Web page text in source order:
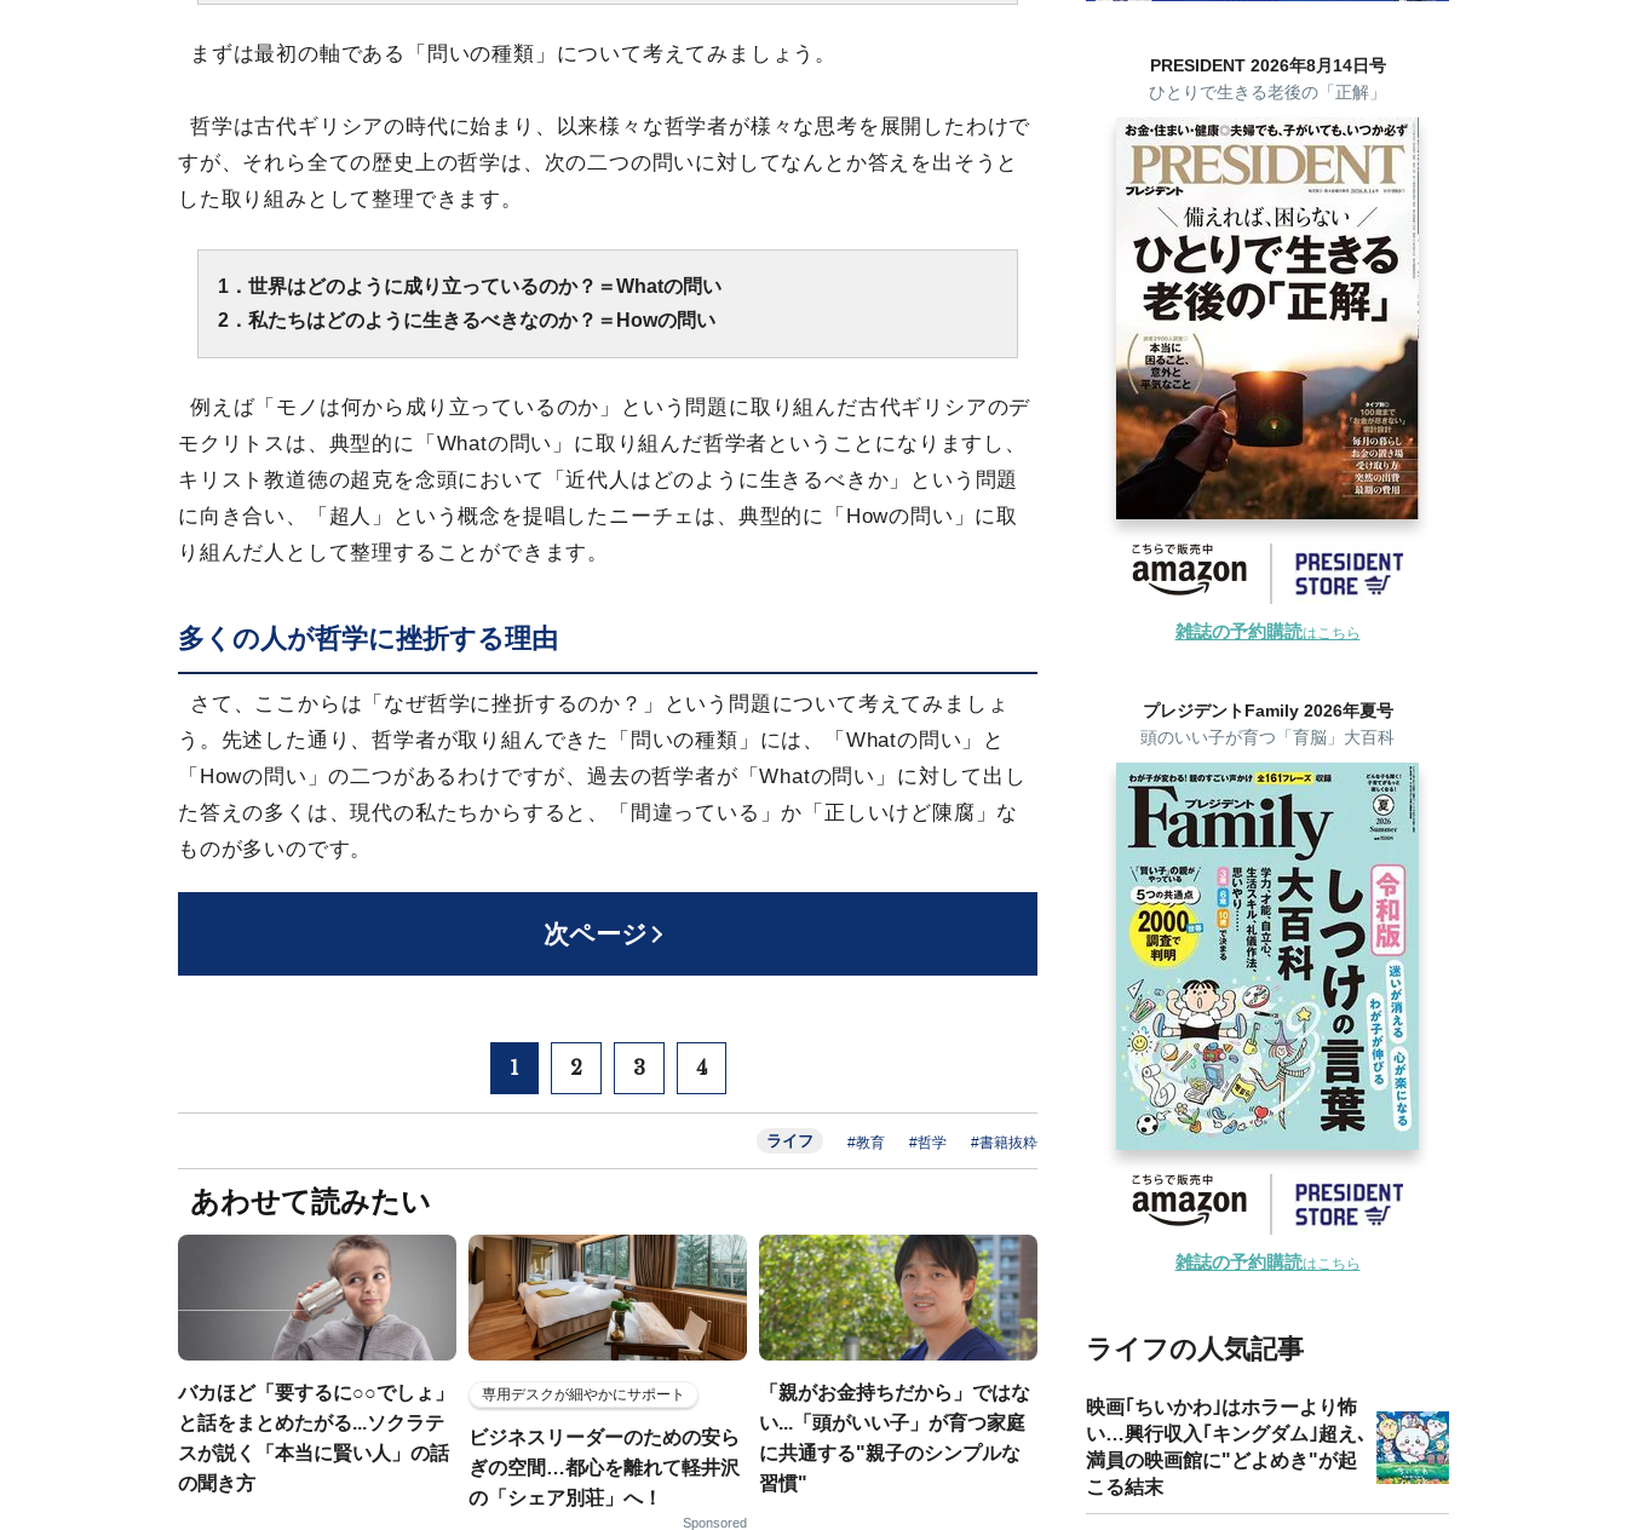
まずは最初の軸である「問いの種類」について考えてみましょう。
哲学は古代ギリシアの時代に始まり、以来様々な哲学者が様々な思考を展開したわけで
すが、それら全ての歴史上の哲学は、次の二つの問いに対してなんとか答えを出そうと
した取り組みとして整理できます。
1．世界はどのように成り立っているのか？＝Whatの問い
2．私たちはどのように生きるべきなのか？＝Howの問い
例えば「モノは何から成り立っているのか」という問題に取り組んだ古代ギリシアのデ
モクリトスは、典型的に「Whatの問い」に取り組んだ哲学者ということになりますし、
キリスト教道徳の超克を念頭において「近代人はどのように生きるべきか」という問題
に向き合い、「超人」という概念を提唱したニーチェは、典型的に「Howの問い」に取
り組んだ人として整理することができます。
多くの人が哲学に挫折する理由
さて、ここからは「なぜ哲学に挫折するのか？」という問題について考えてみましょ
う。先述した通り、哲学者が取り組んできた「問いの種類」には、「Whatの問い」と
「Howの問い」の二つがあるわけですが、過去の哲学者が「Whatの問い」に対して出し
た答えの多くは、現代の私たちからすると、「間違っている」か「正しいけど陳腐」な
ものが多いのです。
次ページ
1 2 3 4
ライフ #教育 #哲学 #書籍抜粋
あわせて読みたい
バカほど「要するに○○でしょ」
と話をまとめたがる...ソクラテ
スが説く「本当に賢い人」の話
の聞き方
専用デスクが細やかにサポート
ビジネスリーダーのための安ら
ぎの空間…都心を離れて軽井沢
の「シェア別荘」へ！
Sponsored
「親がお金持ちだから」ではな
い...「頭がいい子」が育つ家庭
に共通する"親子のシンプルな
習慣"
PRESIDENT 2026年8月14日号
ひとりで生きる老後の「正解」
雑誌の予約購読はこちら
プレジデントFamily 2026年夏号
頭のいい子が育つ「育脳」大百科
雑誌の予約購読はこちら
ライフの人気記事
映画｢ちいかわ｣はホラーより怖
い…興行収入｢キングダム｣超え､
満員の映画館に"どよめき"が起
こる結末